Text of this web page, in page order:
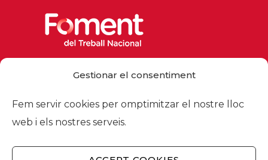
Gestionar el consentiment
Fem servir cookies per omptimitzar el nostre lloc
web i els nostres serveis.
foment@foment.com